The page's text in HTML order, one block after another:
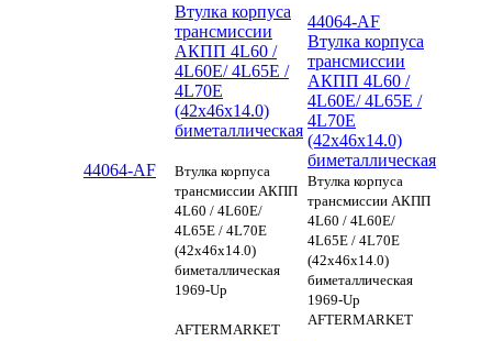
44064-AF
Втулка корпуса
трансмиссии
АКПП 4L60 /
4L60E/ 4L65E /
4L70E
(42x46x14.0)
биметаллическая
Втулка корпуса
трансмиссии АКПП
4L60 / 4L60E/
4L65E / 4L70E
(42x46x14.0)
биметаллическая
1969-Up
AFTERMARKET
44064-AF
Втулка корпуса
трансмиссии
АКПП 4L60 /
4L60E/ 4L65E /
4L70E
(42x46x14.0)
биметаллическая
Втулка корпуса
трансмиссии АКПП
4L60 / 4L60E/
4L65E / 4L70E
(42x46x14.0)
биметаллическая
1969-Up
AFTERMARKET